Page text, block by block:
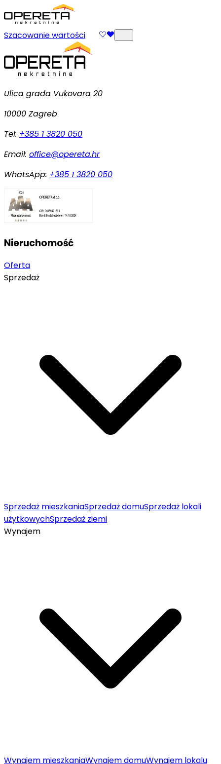
Szacowanie wartości
Ulica grada Vukovara 20
10000 Zagreb
Tel: +385 1 3820 050
Email: office@opereta.hr
WhatsApp: +385 1 3820 050
Nieruchomość
Oferta
Sprzedaż
Sprzedaż mieszkaniaSprzedaż domuSprzedaż lokali
użytkowychSprzedaż ziemi
Wynajem
Wynajem mieszkaniaWynajem domuWynajem lokalu